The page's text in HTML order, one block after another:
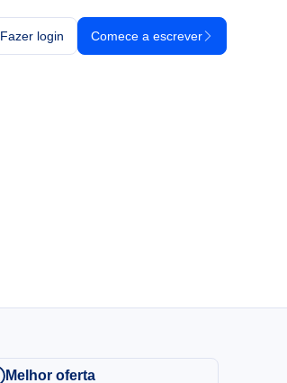
Fazer login Comece a escrever
Melhor oferta